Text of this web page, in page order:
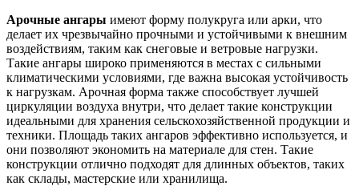
Арочные ангары имеют форму полукруга или арки, что
делает их чрезвычайно прочными и устойчивыми к внешним
воздействиям, таким как снеговые и ветровые нагрузки.
Такие ангары широко применяются в местах с сильными
климатическими условиями, где важна высокая устойчивость
к нагрузкам. Арочная форма также способствует лучшей
циркуляции воздуха внутри, что делает такие конструкции
идеальными для хранения сельскохозяйственной продукции и
техники. Площадь таких ангаров эффективно используется, и
они позволяют экономить на материале для стен. Такие
конструкции отлично подходят для длинных объектов, таких
как склады, мастерские или хранилища.